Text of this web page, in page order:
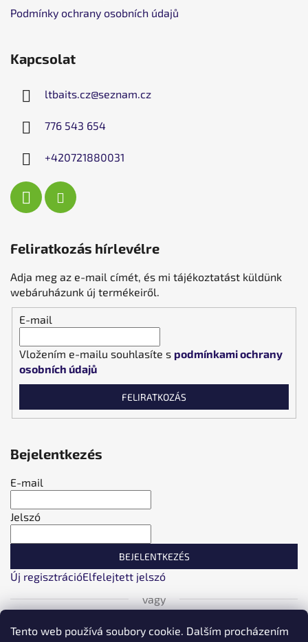
Tento web používá soubory cookie. Dalším procházením
Podmínky ochrany osobních údajů
Kapcsolat
ltbaits.cz@seznam.cz
776 543 654
+420721880031
Feliratkozás hírlevélre
Adja meg az e-mail címét, és mi tájékoztatást küldünk
webáruházunk új termékeiről.
E-mail
Vložením e-mailu souhlasíte s podmínkami ochrany
osobních údajů
FELIRATKOZÁS
Bejelentkezés
E-mail
Jelszó
BEJELENTKEZÉS
Új regisztrációElfelejtett jelszó
vagy
Bejelentkezés Facebookon keresztül